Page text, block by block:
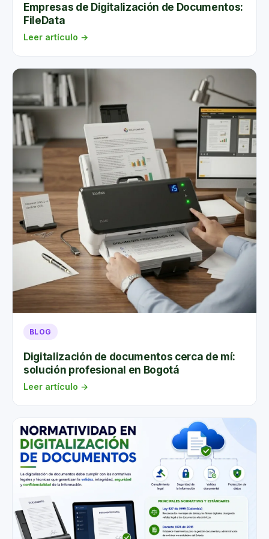
de almacenamiento físico y digital, afectando la
5. Mejora de la eficiencia operativa
Eliminar información obsoleta y organizar los
documentos relevantes permite que los empleados
localicen la información más rápidamente.
Estrategias para implementar la
destrucción documental con
FileData
1. Establecer políticas de retención de
documentos
Definir qué documentos conservar, por cuánto
tiempo y cuáles eliminar es el primer paso esencial.
2. Capacitar al personal
Todos los empleados deben comprender la
3. Contratar servicios profesionales
Empresas especializadas garantizan que los
documentos se destruyan de forma segura y
respetando la normativa, con su respectivo
certificado.
4. Realizar auditorías regulares
Las auditorías periódicas evalúan el cumplimiento de
las políticas e identifican áreas de mejora.
Empresas de Digitalización de Documentos:
FileData
Leer artículo →
BLOG
Digitalización de documentos cerca de mí:
solución profesional en Bogotá
Leer artículo →